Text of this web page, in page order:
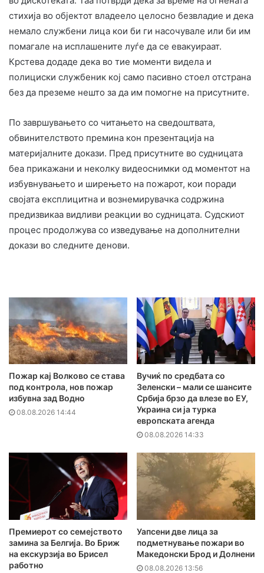
стихија во објектот владеело целосно безвладие и дека
немало службени лица кои би ги насочувале или би им
помагале на исплашените луѓе да се евакуираат.
Крстева додаде дека во тие моменти видела и
полициски службеник кој само пасивно стоел отстрана
без да преземе нешто за да им помогне на присутните.
По завршувањето со читањето на сведоштвата,
обвинителството премина кон презентација на
материјалните докази. Пред присутните во судницата
беа прикажани и неколку видеоснимки од моментот на
избувнувањето и ширењето на пожарот, кои поради
својата експлицитна и вознемирувачка содржина
предизвикаа видливи реакции во судницата. Судскиот
процес продолжува со изведување на дополнителни
докази во следните денови.
Пожар кај Волково се става
под контрола, нов пожар
избувна зад Водно
08.08.2026 14:44
Вучиќ по средбата со
Зеленски – мали се шансите
Србија брзо да влезе во ЕУ,
Украина си ја турка
европската агенда
08.08.2026 14:33
Премиерот со семејството
замина за Белгија. Во Бриж
на екскурзија во Брисел
работно
Уапсени две лица за
подметнување пожари во
Македонски Брод и Долнени
08.08.2026 13:56